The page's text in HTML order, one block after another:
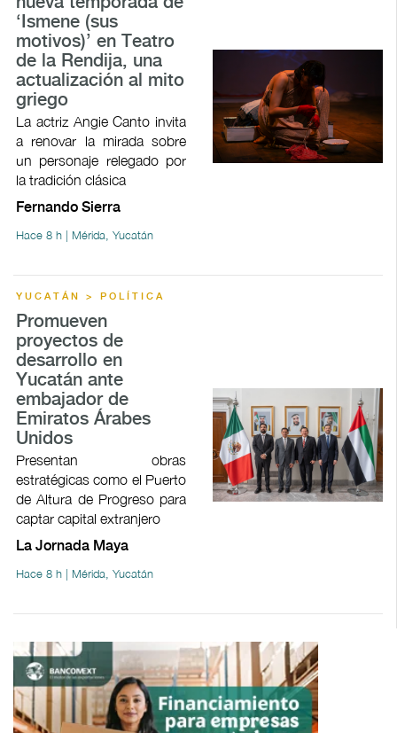
‘Ismene (sus
motivos)’ en Teatro
de la Rendija, una
actualización al mito
griego
La actriz Angie Canto invita
a renovar la mirada sobre
un personaje relegado por
la tradición clásica
Fernando Sierra
Hace 8 h | Mérida, Yucatán
YUCATÁN > POLÍTICA
Promueven
proyectos de
desarrollo en
Yucatán ante
embajador de
Emiratos Árabes
Unidos
Presentan obras
estratégicas como el Puerto
de Altura de Progreso para
captar capital extranjero
La Jornada Maya
Hace 8 h | Mérida, Yucatán